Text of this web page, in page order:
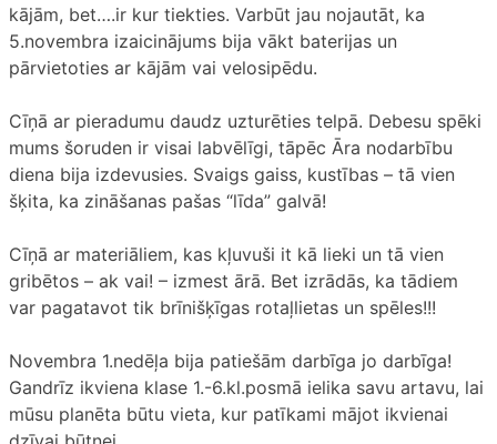
kājām, bet….ir kur tiekties. Varbūt jau nojautāt, ka
5.novembra izaicinājums bija vākt baterijas un
pārvietoties ar kājām vai velosipēdu.
Cīņā ar pieradumu daudz uzturēties telpā. Debesu spēki
mums šoruden ir visai labvēlīgi, tāpēc Āra nodarbību
diena bija izdevusies. Svaigs gaiss, kustības – tā vien
šķita, ka zināšanas pašas “līda” galvā!
Cīņā ar materiāliem, kas kļuvuši it kā lieki un tā vien
gribētos – ak vai! – izmest ārā. Bet izrādās, ka tādiem
var pagatavot tik brīnišķīgas rotaļlietas un spēles!!!
Novembra 1.nedēļa bija patiešām darbīga jo darbīga!
Gandrīz ikviena klase 1.-6.kl.posmā ielika savu artavu, lai
mūsu planēta būtu vieta, kur patīkami mājot ikvienai